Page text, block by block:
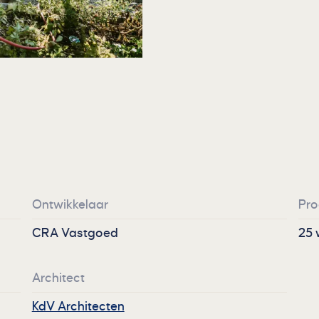
Ontwikkelaar
CRA Vastgoed 25
Architect
KdV Architecten